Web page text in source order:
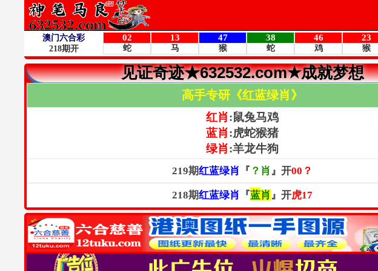
见证奇迹★632532.com★成就梦想
高手专研《红蓝绿肖》
红肖:鼠兔马鸡
蓝肖:虎蛇猴猪
绿肖:羊龙牛狗
219期红蓝绿肖 『 ？ 肖 』开00？
218期红蓝绿肖 『蓝肖 』开虎17